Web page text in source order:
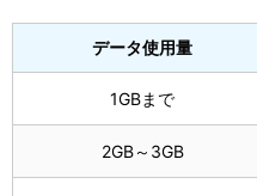
データ使用量
1GBまで
2GB～3GB